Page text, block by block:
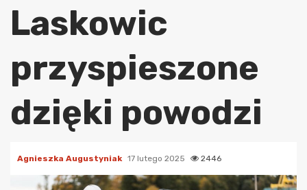
Laskowic
przyspieszone
dzięki powodzi
Agnieszka Augustyniak 17 lutego 2025 2446